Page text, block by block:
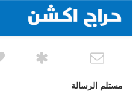
مستلم الرسالة